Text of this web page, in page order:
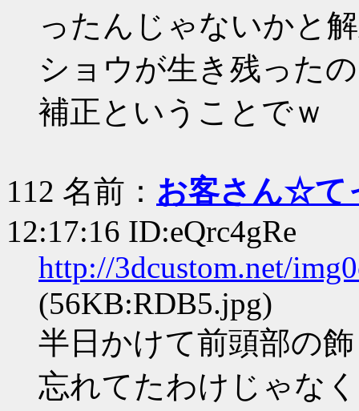
ったんじゃないかと
ショウが生き残った
補正ということでｗ
112 名前： お客さん☆て
12:17:16 ID:eQrc4gRe
http://3dcustom.net/
(56KB:RDB5.jpg)
半日かけて前頭部の
忘れてたわけじゃな